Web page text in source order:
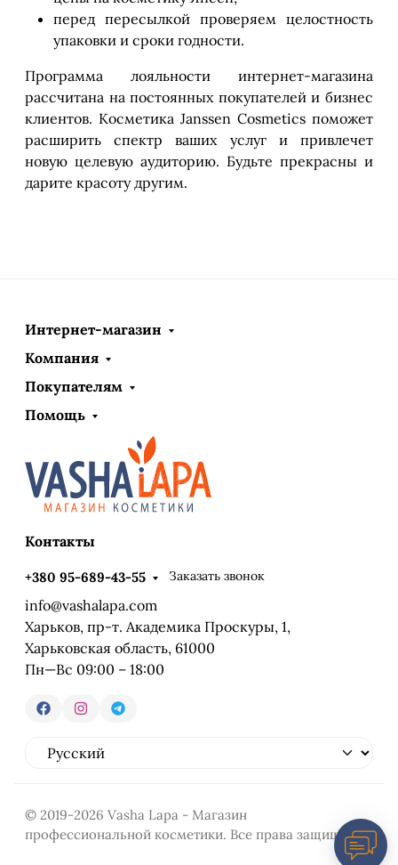
перед пересылкой проверяем целостность
упаковки и сроки годности.
Программа лояльности интернет-магазина
рассчитана на постоянных покупателей и бизнес
клиентов. Косметика Janssen Cosmetics поможет
расширить спектр ваших услуг и привлечет
новую целевую аудиторию. Будьте прекрасны и
дарите красоту другим.
Интернет-магазин
Компания
Покупателям
Помощь
Контакты
+380 95-689-43-55 Заказать звонок
info@vashalapa.com
Харьков, пр-т. Академика Проскуры, 1,
Харьковская область, 61000
Пн—Вс 09:00 – 18:00
© 2019-2026 Vasha Lapa - Магазин
профессиональной косметики. Все права защищены